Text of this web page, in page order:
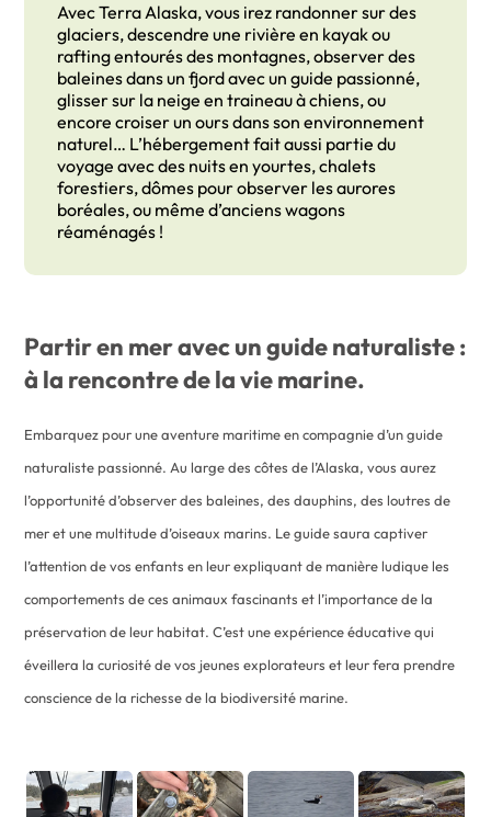
Avec Terra Alaska, vous irez randonner sur des
glaciers, descendre une rivière en kayak ou
rafting entourés des montagnes, observer des
baleines dans un fjord avec un guide passionné,
glisser sur la neige en traineau à chiens, ou
encore croiser un ours dans son environnement
naturel… L’hébergement fait aussi partie du
voyage avec des nuits en yourtes, chalets
forestiers, dômes pour observer les aurores
boréales, ou même d’anciens wagons
réaménagés !
Partir en mer avec un guide naturaliste :
à la rencontre de la vie marine.
Embarquez pour une aventure maritime en compagnie d’un guide
naturaliste passionné. Au large des côtes de l’Alaska, vous aurez
l’opportunité d’observer des baleines, des dauphins, des loutres de
mer et une multitude d’oiseaux marins. Le guide saura captiver
l’attention de vos enfants en leur expliquant de manière ludique les
comportements de ces animaux fascinants et l’importance de la
préservation de leur habitat. C’est une expérience éducative qui
éveillera la curiosité de vos jeunes explorateurs et leur fera prendre
conscience de la richesse de la biodiversité marine.